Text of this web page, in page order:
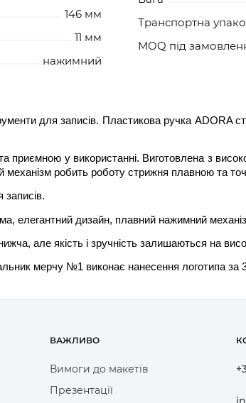
146 мм
11 мм
нажимний
Транспортна
MOQ під
для записів. Пластикова ручка ADORA
приємною у використанні. Виготовлена з
робить роботу стрижня плавною та
елегантний дизайн, плавний нажимний
але якість і зручність залишаються на
мерчу №1 виконає нанесення логотипа за
ВАЖЛИВО
Вимоги до макетів
Презентації